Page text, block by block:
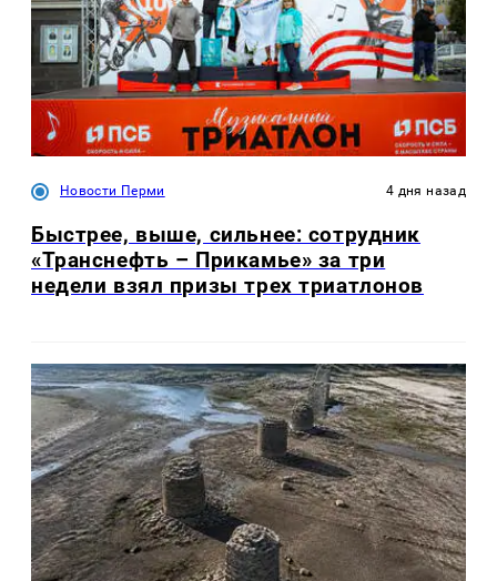
Новости Перми 4 дня назад
Быстрее, выше, сильнее: сотрудник
«Транснефть – Прикамье» за три
недели взял призы трех триатлонов